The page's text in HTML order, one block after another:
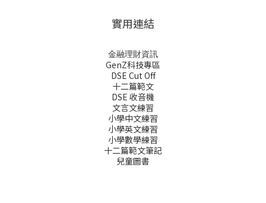
實用連結
金融理財資訊
GenZ科技專區
DSE Cut Off
十二篇範文
DSE 收音機
文言文練習
小學中文練習
小學英文練習
小學數學練習
十二篇範文筆記
兒童圖書